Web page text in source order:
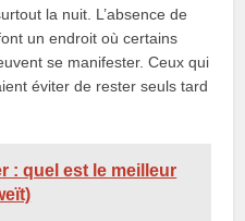
la nuit. L’absence de
un endroit où certains
se manifester. Ceux qui
éviter de rester seuls tard
: quel est le meilleur